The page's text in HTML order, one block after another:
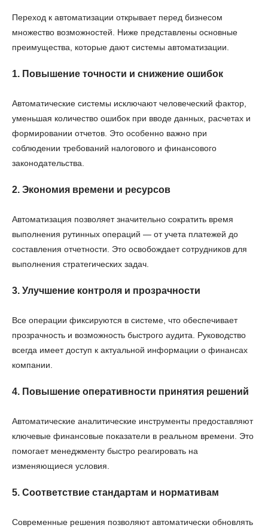
Переход к автоматизации открывает перед бизнесом
множество возможностей. Ниже представлены основные
преимущества, которые дают системы автоматизации.
1. Повышение точности и снижение ошибок
Автоматические системы исключают человеческий фактор,
уменьшая количество ошибок при вводе данных, расчетах и
формировании отчетов. Это особенно важно при
соблюдении требований налогового и финансового
законодательства.
2. Экономия времени и ресурсов
Автоматизация позволяет значительно сократить время
выполнения рутинных операций — от учета платежей до
составления отчетности. Это освобождает сотрудников для
выполнения стратегических задач.
3. Улучшение контроля и прозрачности
Все операции фиксируются в системе, что обеспечивает
прозрачность и возможность быстрого аудита. Руководство
всегда имеет доступ к актуальной информации о финансах
компании.
4. Повышение оперативности принятия решений
Автоматические аналитические инструменты предоставляют
ключевые финансовые показатели в реальном времени. Это
помогает менеджменту быстро реагировать на
изменяющиеся условия.
5. Соответствие стандартам и нормативам
Современные решения позволяют автоматически обновлять